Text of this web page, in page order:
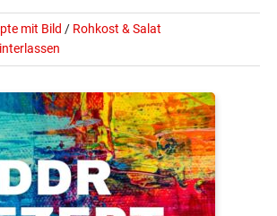
mit Bild / Rohkost & Salat